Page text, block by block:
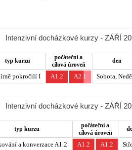
Intenzivní docházkové kurzy - ZÁŘÍ
typ kurzu
počáteční a
cílová úroveň
den
pokročilí I A1.2 A2.1 Sobota,
Intenzivní docházkové kurzy - ZÁŘÍ
typ kurzu
počáteční a
cílová úroveň
a konverzace A1.2 A1.2 A1.2